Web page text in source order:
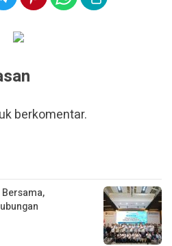
berkomentar.